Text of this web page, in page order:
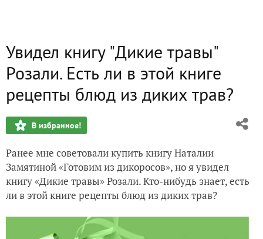
Увидел книгу "Дикие травы"
Розали. Есть ли в этой книге
рецепты блюд из диких трав?
В избранное!
Ранее мне советовали купить книгу Наталии
Замятиной «Готовим из дикоросов», но я увидел
книгу «Дикие травы» Розали. Кто-нибудь знает, есть
ли в этой книге рецепты блюд из диких трав?